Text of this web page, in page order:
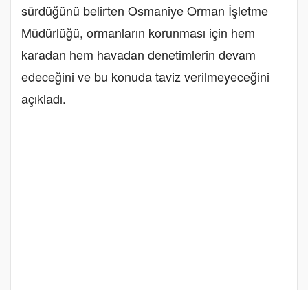
sürdüğünü belirten Osmaniye Orman İşletme
Müdürlüğü, ormanların korunması için hem
karadan hem havadan denetimlerin devam
edeceğini ve bu konuda taviz verilmeyeceğini
açıkladı.